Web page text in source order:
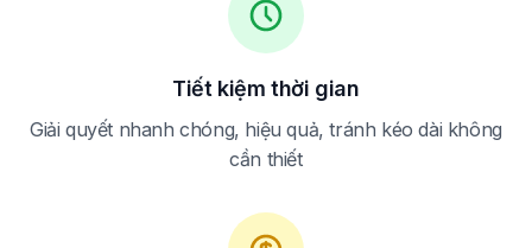
Tiết kiệm thời gian
Giải quyết nhanh chóng, hiệu quả, tránh kéo dài không
cần thiết